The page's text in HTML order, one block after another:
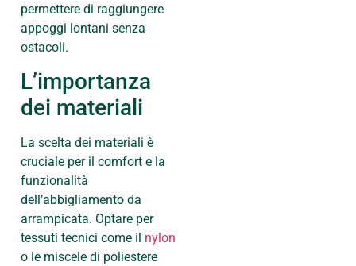
permettere di raggiungere
appoggi lontani senza
ostacoli.
L’importanza
dei materiali
La scelta dei materiali è
cruciale per il comfort e la
funzionalità
dell’abbigliamento da
arrampicata. Optare per
tessuti tecnici come il nylon
o le miscele di poliestere